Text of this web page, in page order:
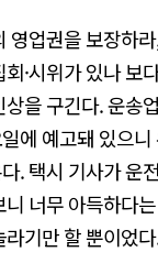
영업권을 보장하
·시위가 있나 보
을 구긴다. 운송
에 예고돼 있으
. 택시 기사가 운
너무 아득하다
기만 할 뿐이었